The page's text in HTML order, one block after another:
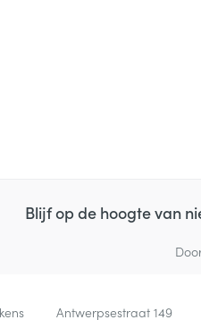
Blijf op de hoogte van
Antwerpsestraat 149